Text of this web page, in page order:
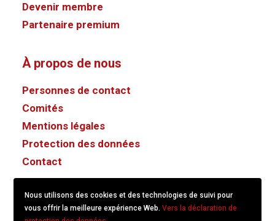
Devenir membre
Partenaire premium
À propos de nous
Personnes de contact
Comités
Mentions légales
Protection des données
Contact
Nous utilisons des cookies et des technologies de suivi pour
vous offrir la meilleure expérience Web.Vers la déclaration de